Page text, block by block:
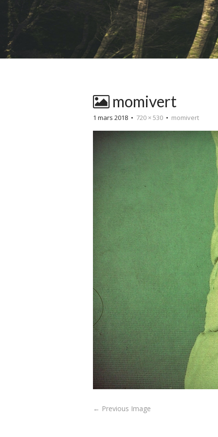
momivert
1 mars 2018 • 720 × 530 • momivert
P
← Previous Image